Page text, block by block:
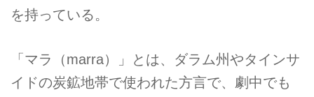
を持っている。
「マラ（marra）」とは、ダラム州やタインサ
イドの炭鉱地帯で使われた方言で、劇中でも